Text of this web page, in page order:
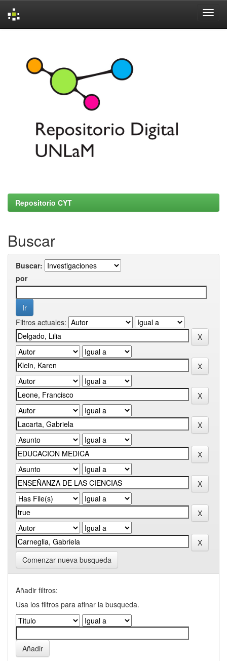
Repositorio CYT
Buscar
Buscar:
por
Filtros actuales:
Comenzar nueva busqueda
Añadir filtros:
Usa los filtros para afinar la busqueda.